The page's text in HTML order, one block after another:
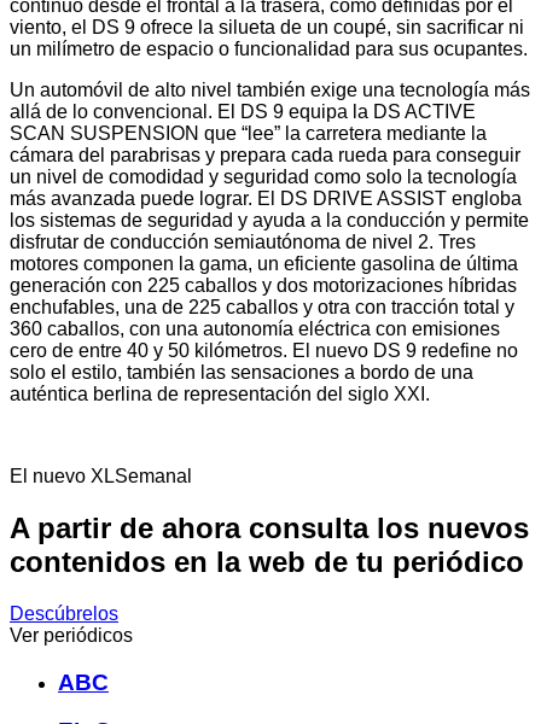
continuo desde el frontal a la trasera, como definidas por el
viento, el DS 9 ofrece la silueta de un coupé, sin sacrificar ni
un milímetro de espacio o funcionalidad para sus ocupantes.
Un automóvil de alto nivel también exige una tecnología más
allá de lo convencional. El DS 9 equipa la DS ACTIVE
SCAN SUSPENSION que “lee” la carretera mediante la
cámara del parabrisas y prepara cada rueda para conseguir
un nivel de comodidad y seguridad como solo la tecnología
más avanzada puede lograr. El DS DRIVE ASSIST engloba
los sistemas de seguridad y ayuda a la conducción y permite
disfrutar de conducción semiautónoma de nivel 2. Tres
motores componen la gama, un eficiente gasolina de última
generación con 225 caballos y dos motorizaciones híbridas
enchufables, una de 225 caballos y otra con tracción total y
360 caballos, con una autonomía eléctrica con emisiones
cero de entre 40 y 50 kilómetros. El nuevo DS 9 redefine no
solo el estilo, también las sensaciones a bordo de una
auténtica berlina de representación del siglo XXI.
El nuevo XLSemanal
A partir de ahora consulta los nuevos
contenidos en la web de tu periódico
Descúbrelos
Ver periódicos
ABC